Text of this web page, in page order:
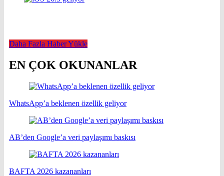
Daha Fazla Haber Yükle
EN ÇOK OKUNANLAR
WhatsApp’a beklenen özellik geliyor
AB’den Google’a veri paylaşımı baskısı
BAFTA 2026 kazananları